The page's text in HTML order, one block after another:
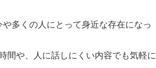
多くの人にとって身近な存在になっ
間や、人に話しにくい内容でも気軽に